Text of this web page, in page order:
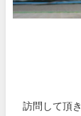
訪問して頂き